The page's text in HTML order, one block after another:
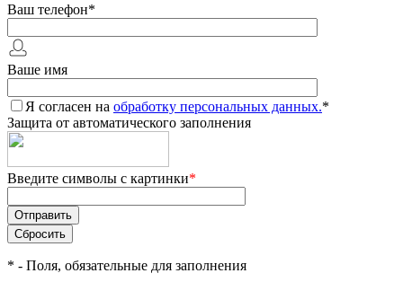
Ваш телефон*
Ваше имя
Я согласен на обработку персональных данных.*
Защита от автоматического заполнения
Введите символы с картинки*
* - Поля, обязательные для заполнения